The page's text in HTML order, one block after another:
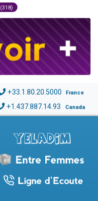
(318)
+33.1.80.20.5000 France
+1.437.887.14.93 Canada